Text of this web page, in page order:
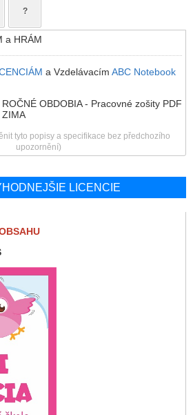
LICENCIE
?
a HRÁM
a Vzdelávacím ABC Notebook
OBDOBIA - Pracovné zošity PDF
ZIMA
tyto popisy a specifikace bez předchozího
upozornění)